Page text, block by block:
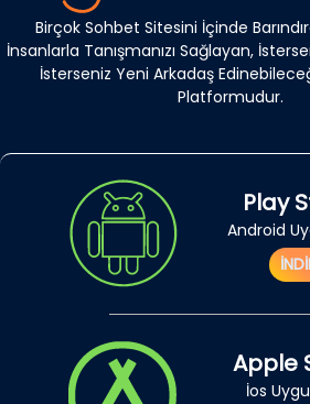
Birçok Sohbet Sitesini İçinde
İnsanlarla Tanışmanızı Sağlayan,
İsterseniz Yeni Arkadaş
Platformudur.
Play
Android
Apple
İos